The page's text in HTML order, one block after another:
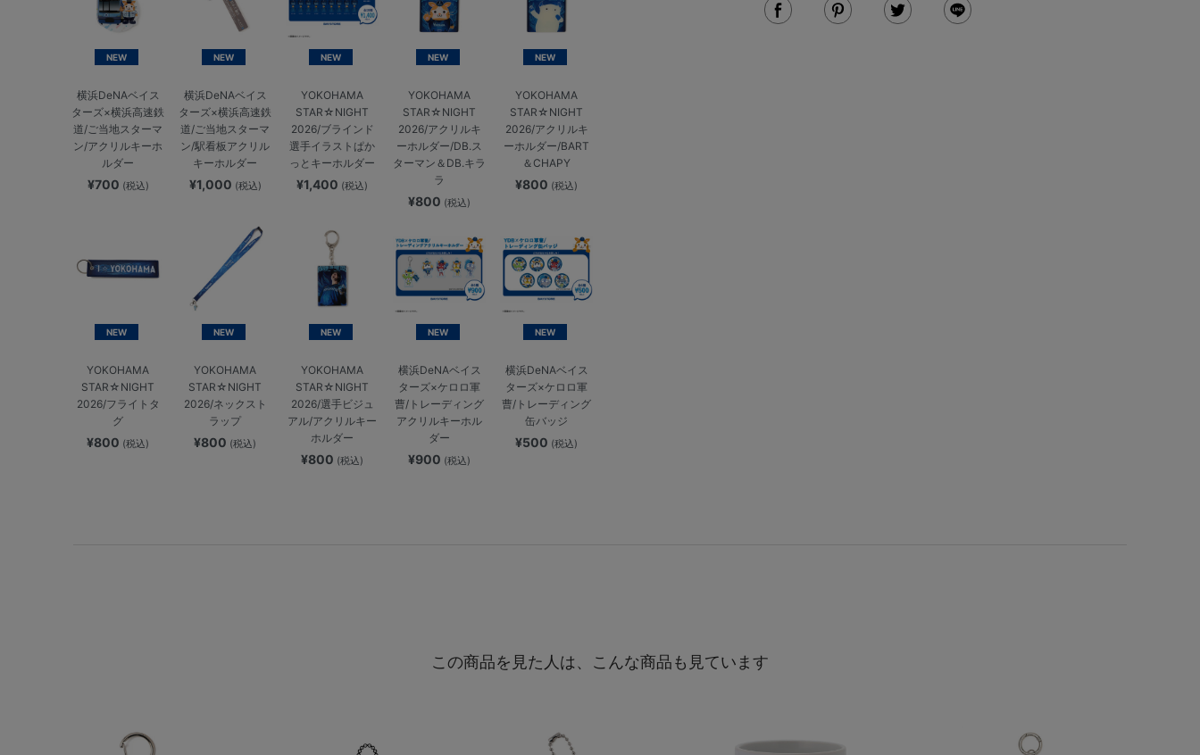
NEW
横浜DeNAベイス
ターズ×横浜高速鉄
道/ご当地スターマ
ン/アクリルキーホ
ルダー
¥700 (税込)
NEW
横浜DeNAベイス
ターズ×横浜高速鉄
道/ご当地スターマ
ン/駅看板アクリル
キーホルダー
¥1,000 (税込)
NEW
YOKOHAMA
STAR☆NIGHT
2026/ブラインド
選手イラストぱか
っとキーホルダー
¥1,400 (税込)
NEW
YOKOHAMA
STAR☆NIGHT
2026/アクリルキ
ーホルダー/DB.ス
ターマン＆DB.キラ
ラ
¥800 (税込)
NEW
YOKOHAMA
STAR☆NIGHT
2026/アクリルキ
ーホルダー/BART
＆CHAPY
¥800 (税込)
NEW
YOKOHAMA
STAR☆NIGHT
2026/フライトタ
グ
¥800 (税込)
NEW
YOKOHAMA
STAR☆NIGHT
2026/ネックスト
ラップ
¥800 (税込)
NEW
YOKOHAMA
STAR☆NIGHT
2026/選手ビジュ
アル/アクリルキー
ホルダー
¥800 (税込)
NEW
横浜DeNAベイス
ターズ×ケロロ軍
曹/トレーディング
アクリルキーホル
ダー
¥900 (税込)
NEW
横浜DeNAベイス
ターズ×ケロロ軍
曹/トレーディング
缶バッジ
¥500 (税込)
この商品を見た人は、こんな商品も見ています